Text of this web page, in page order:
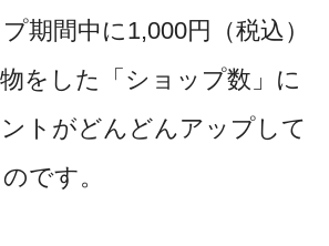
期間中に1,000円（税込）
をした「ショップ数」に
トがどんどんアップして
です。